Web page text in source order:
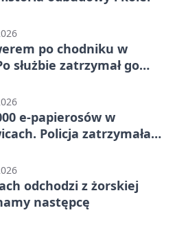
po chodniku w
służbie zatrzymał go
e-papierosów w
Policja zatrzymała
odchodzi z żorskiej
następcę